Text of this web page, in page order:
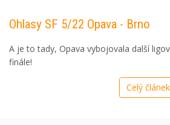
Ohlasy SF 5/22 Opava - Brno
A je to tady, Opava vybojovala další
finále!
Celý článek